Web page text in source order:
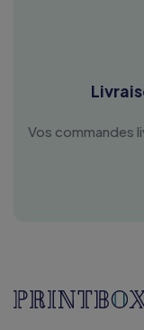
Vos commandes